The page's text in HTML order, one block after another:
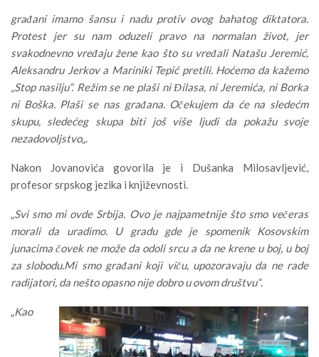
građani imamo šansu i nadu protiv ovog bahatog diktatora.
Protest jer su nam oduzeli pravo na normalan život, jer
svakodnevno vređaju žene kao što su vređali Natašu Jeremić,
Aleksandru Jerkov a Mariniki Tepić pretili. Hoćemo da kažemo
„Stop nasilju“. Režim se ne plaši ni Đilasa, ni Jeremića, ni Borka
ni Boška. Plaši se nas građana. Očekujem da će na sledećm
skupu, sledećeg skupa biti još više ljudi da pokažu svoje
nezadovoljstvo„.
Nakon Jovanovića govorila je i Dušanka Milosavljević,
profesor srpskog jezika i književnosti.
„Svi smo mi ovde Srbija. Ovo je najpametnije što smo večeras
morali da uradimo. U gradu gde je spomenik Kosovskim
junacima čovek ne može da odoli srcu a da ne krene u boj, u boj
za slobodu.Mi smo građani koji viču, upozoravaju da ne rade
radijatori, da nešto opasno nije dobro u ovom društvu“.
„Kao